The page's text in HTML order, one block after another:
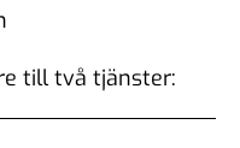
till två tjänster: